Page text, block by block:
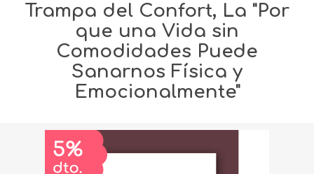
Trampa del Confort, La "Por
que una Vida sin
Comodidades Puede
Sanarnos Física y
Emocionalmente"